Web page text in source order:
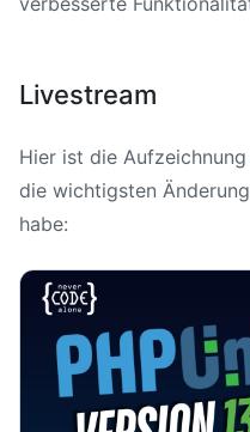
Livestream
Hier ist die
die wichtigsten
habe: